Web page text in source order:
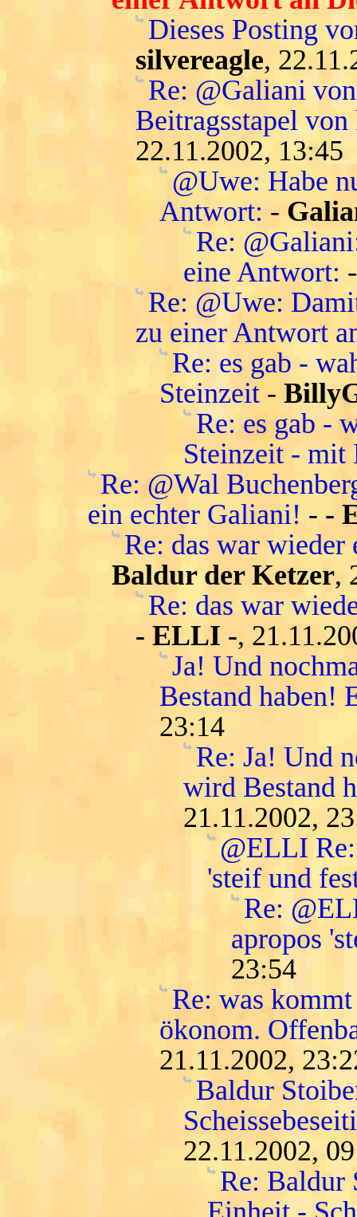
Dieses Posting
silvereagle,
Re: @Galiani
Beitragsstapel von
22.11.2002, 13:45
@Uwe: Habe
Antwort: -
Re:
eine Antwort:
Re: @Uwe:
zu einer Antwort
Re: es gab -
Steinzeit -
Re: es gab -
Steinzeit - mit
Re: @Wal
ein echter Galiani! - -
Re: das war
Baldur der Ketzer,
Re: das war
- ELLI -,
Ja! Und
Bestand haben!
23:14
Re: Ja! Und
wird Bestand
21.11.2002,
@ELLI
'steif und
Re:
apropos
23:54
Re: was
ökonom.
21.11.2002,
Baldur
22.11.2002,
Re: Baldur